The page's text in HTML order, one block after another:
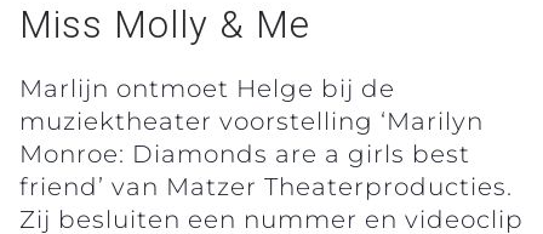
Miss Molly & Me
Marlijn ontmoet Helge bij de
muziektheater voorstelling ‘Marilyn
Monroe: Diamonds are a girls best
friend’ van Matzer Theaterproducties.
Zij besluiten een nummer en videoclip